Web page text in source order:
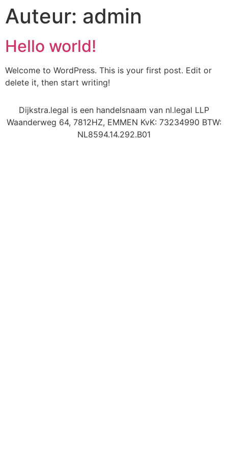
Auteur: admin
Hello world!
Welcome to WordPress. This is your first post. Edit or
delete it, then start writing!
Dijkstra.legal is een handelsnaam van nl.legal LLP
Waanderweg 64, 7812HZ, EMMEN KvK: 73234990 BTW:
NL8594.14.292.B01